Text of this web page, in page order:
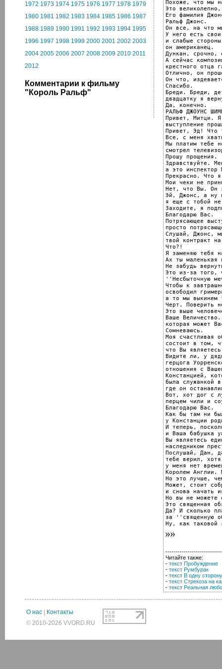
1972 1973 1974 1975 1976 1977 1978 1979
1980 1981 1982 1983 1984 1985 1986 1987
1988 1989 1990 1991 1992 1993 1994 1995
1996 1997 1998 1999 2000 2001 2002 2003
2004 2005 2006 2007 2008 2009 2010 2011
2012
Комментарии к фильму
"Король Ральф"
Похоже, что мы
Это
Его фамилия
Ральф Джонс.
Он все, на что
У него есть свои
и слабые
он американец.
Дункан, срочно,
А сейчас
крестного отца
Отлично, он
Он что,
Спасибо.
Бреди. Бреди,
двадцатку я
Да, конечно.
РАЛЬФ ДЖОУНС
Привет, Митци. Я
выступление
Привет, Эд! Что
Все, с меня
Мы платим тебе
смотрел
Прошу прощения.
Здравствуйте.
а это инспектор
Прекрасно. Что
Мои чеки не
Нет, что Вы. Он
Эй, Джонс, а ну
я еще с тобой
Заходите, я
Благодарю Вас.
Потрясающее
просто
Слушай, Джонс,
твой контракт
Что?!
Я заменяю тебя
Ах ты маленькая
Не забудь
Это из-за того,
''Несбыточную
Чтобы к
освободил
а то мы выкинем
Черт. Поверить
Это выше
Ваше
которая может
Сомневаюсь.
Моя счастливая
состоит в том,
что Вы
Видите ли, у
герцога
отношения с
Констанцией,
была служанкой
где он
Вот, хот дог с
перцем чили и
Благодарю Вас.
Как бы там ни
у Констанции
И теперь,
и Ваша бабушка
Вы являетесь
наследником
Послушай, Дан,
тебе верил,
у меня нет
Королем Англии.
Но это лучше,
Может, стоит
и снова начать
Но вы не можете
Это священная
Да? И сколько
за ''священную
Ну, как таковой
Читайте также:
- текст Пробуждение
- текст Румбурак
- текст В одну сторону
- текст Стрекоза на
- текст Реальная
О нас
Контакты
© 2010-2026 VVORD.RU